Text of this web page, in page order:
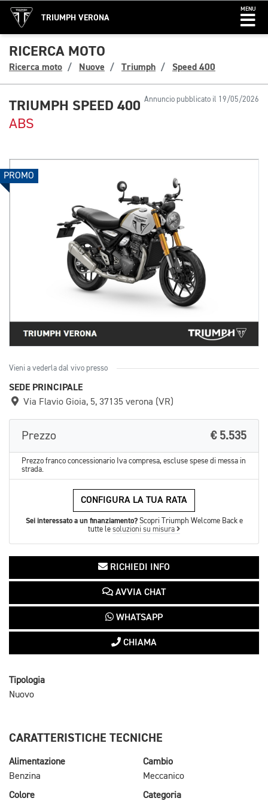
TRIUMPH VERONA
MENU
RICERCA MOTO
Ricerca moto Nuove Triumph Speed 400
Annuncio pubblicato il 19/05/2026
TRIUMPH SPEED 400
ABS
PROMO
Vieni a vederla dal vivo presso
SEDE PRINCIPALE
Via Flavio Gioia, 5, 37135 verona (VR)
Prezzo € 5.535
Prezzo franco concessionario Iva compresa, escluse spese di messa in
strada.
CONFIGURA LA TUA RATA
Sei interessato a un finanziamento?Scopri Triumph Welcome Back e
tutte le soluzioni su misura
RICHIEDI INFO
AVVIA CHAT
WHATSAPP
CHIAMA
Tipologia
Nuovo
CARATTERISTICHE TECNICHE
Alimentazione
Benzina
Cambio
Meccanico
Colore
Categoria